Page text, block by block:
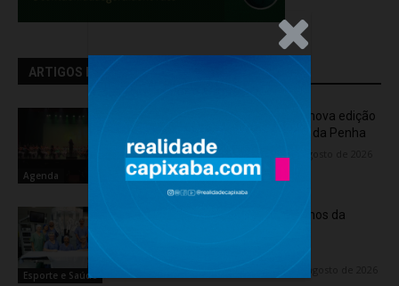
ARTIGOS RELACIONADOS
Agenda
OCA Sinfônica é a atração da nova edição
do “Som na Sexta” em Jardim da Penha
Flávia Varela -
Esporte e Saúde
Rede hospitalar celebra seis anos da